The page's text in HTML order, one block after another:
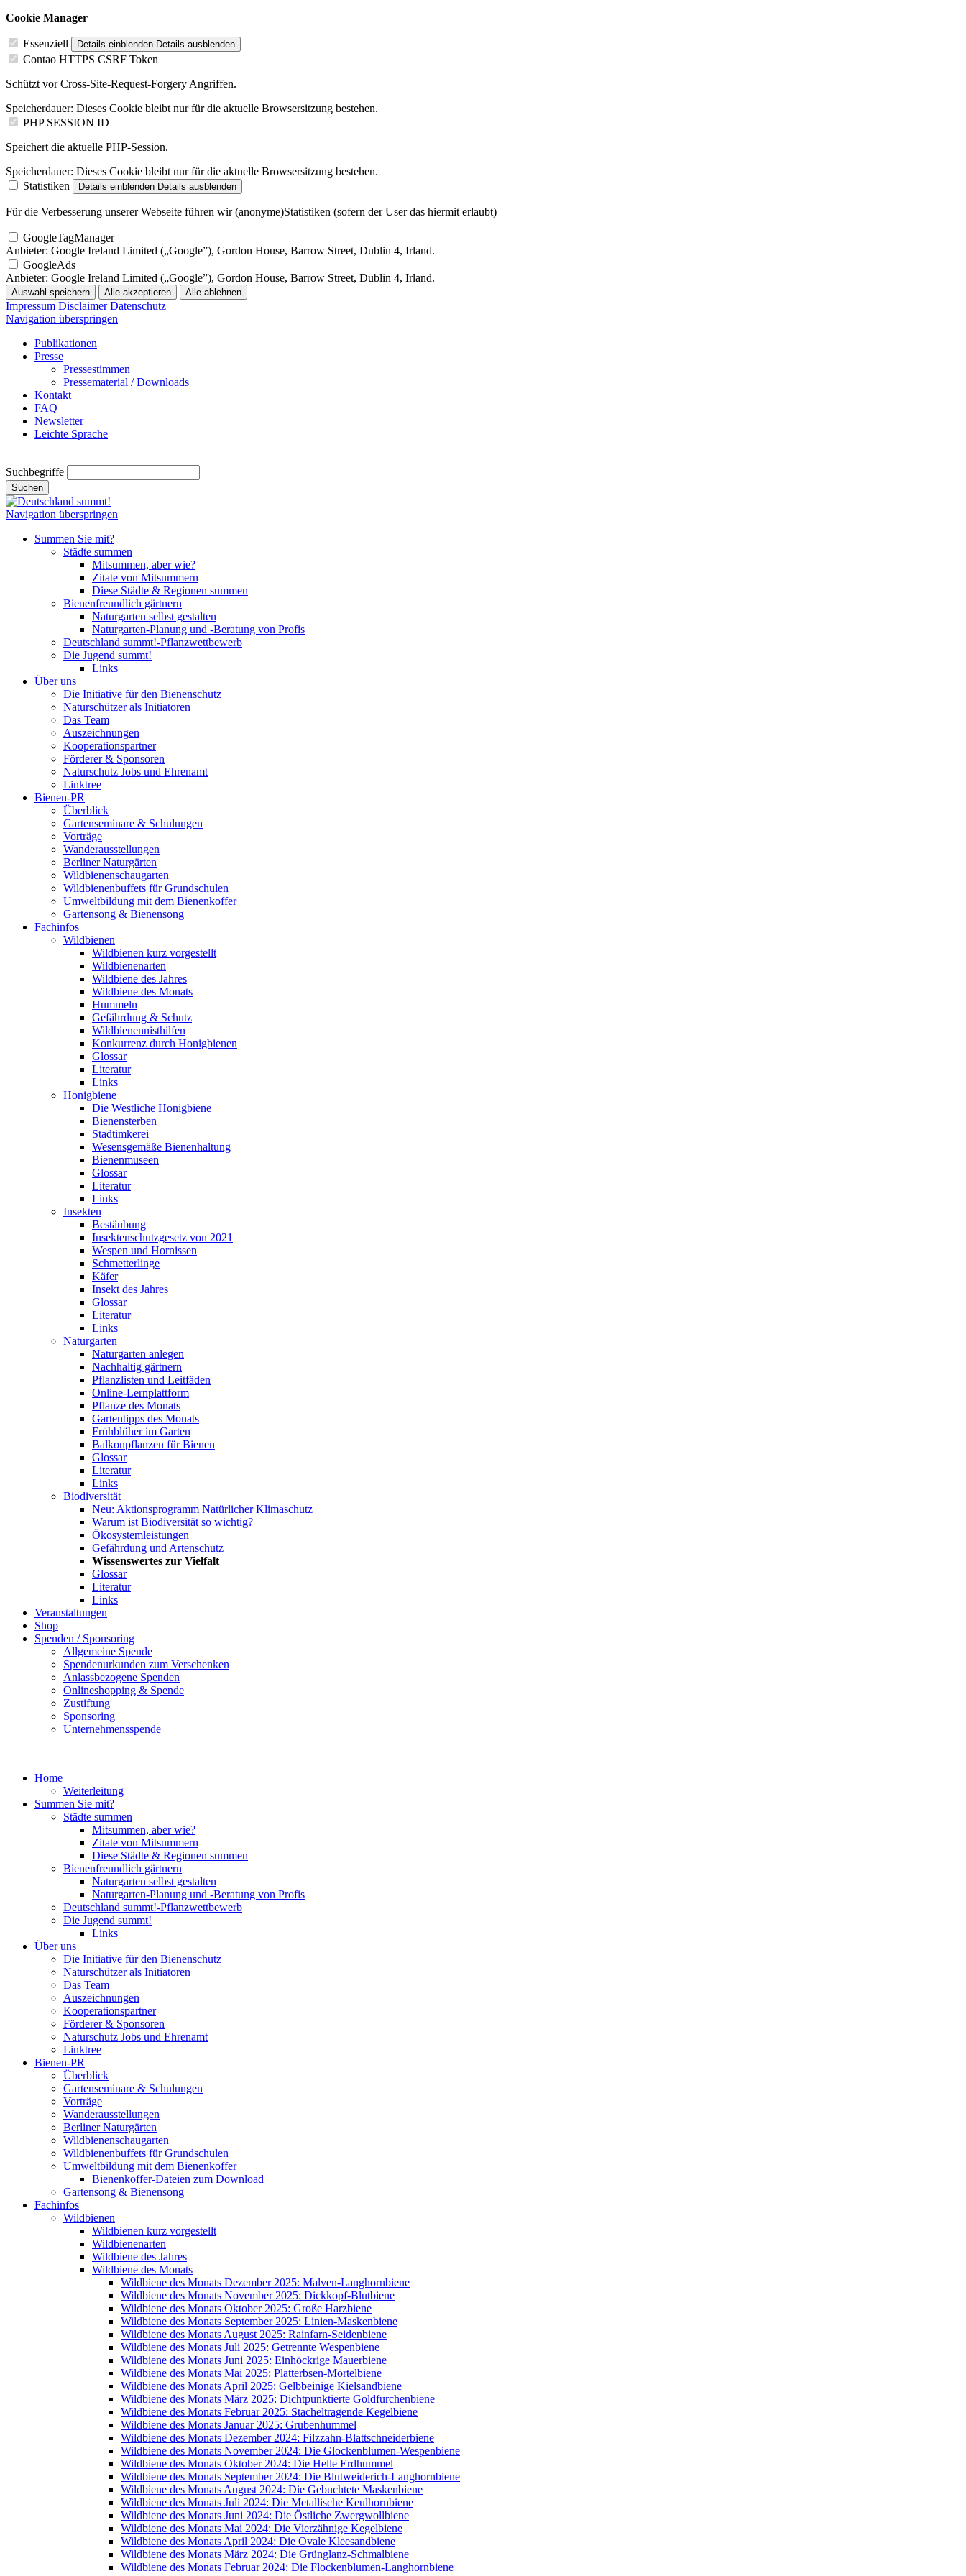
Cookie Manager
Essenziell Details einblenden Details ausblenden
Contao HTTPS CSRF Token
Schützt vor Cross-Site-Request-Forgery Angriffen.
Speicherdauer: Dieses Cookie bleibt nur für die aktuelle Browsersitzung bestehen.
PHP SESSION ID
Speichert die aktuelle PHP-Session.
Speicherdauer: Dieses Cookie bleibt nur für die aktuelle Browsersitzung bestehen.
Statistiken
Details einblenden Details ausblenden
Für die Verbesserung unserer Webseite führen wir (anonyme)Statistiken (sofern der User das hiermit erlaubt)
GoogleTagManager
Anbieter: Google Ireland Limited („Google”), Gordon House, Barrow Street, Dublin 4, Irland.
GoogleAds
Anbieter: Google Ireland Limited („Google”), Gordon House, Barrow Street, Dublin 4, Irland.
Auswahl speichern Alle akzeptieren Alle ablehnen
Impressum Disclaimer Datenschutz
Navigation überspringen
Publikationen
Presse
Pressestimmen
Pressematerial / Downloads
Kontakt
FAQ
Newsletter
Leichte Sprache
Suchbegriffe
Suchen
Navigation überspringen
Summen Sie mit?
Städte summen
Mitsummen, aber wie?
Zitate von Mitsummern
Diese Städte & Regionen summen
Bienenfreundlich gärtnern
Naturgarten selbst gestalten
Naturgarten-Planung und -Beratung von Profis
Deutschland summt!-Pflanzwettbewerb
Die Jugend summt!
Links
Über uns
Die Initiative für den Bienenschutz
Naturschützer als Initiatoren
Das Team
Auszeichnungen
Kooperationspartner
Förderer & Sponsoren
Naturschutz Jobs und Ehrenamt
Linktree
Bienen-PR
Überblick
Gartenseminare & Schulungen
Vorträge
Wanderausstellungen
Berliner Naturgärten
Wildbienenschaugarten
Wildbienenbuffets für Grundschulen
Umweltbildung mit dem Bienenkoffer
Gartensong & Bienensong
Fachinfos
Wildbienen
Wildbienen kurz vorgestellt
Wildbienenarten
Wildbiene des Jahres
Wildbiene des Monats
Hummeln
Gefährdung & Schutz
Wildbienennisthilfen
Konkurrenz durch Honigbienen
Glossar
Literatur
Links
Honigbiene
Die Westliche Honigbiene
Bienensterben
Stadtimkerei
Wesensgemäße Bienenhaltung
Bienenmuseen
Glossar
Literatur
Links
Insekten
Bestäubung
Insektenschutzgesetz von 2021
Wespen und Hornissen
Schmetterlinge
Käfer
Insekt des Jahres
Glossar
Literatur
Links
Naturgarten
Naturgarten anlegen
Nachhaltig gärtnern
Pflanzlisten und Leitfäden
Online-Lernplattform
Pflanze des Monats
Gartentipps des Monats
Frühblüher im Garten
Balkonpflanzen für Bienen
Glossar
Literatur
Links
Biodiversität
Neu: Aktionsprogramm Natürlicher Klimaschutz
Warum ist Biodiversität so wichtig?
Ökosystemleistungen
Gefährdung und Artenschutz
Wissenswertes zur Vielfalt
Glossar
Literatur
Links
Veranstaltungen
Shop
Spenden / Sponsoring
Allgemeine Spende
Spendenurkunden zum Verschenken
Anlassbezogene Spenden
Onlineshopping & Spende
Zustiftung
Sponsoring
Unternehmensspende
Home
Weiterleitung
Summen Sie mit?
Städte summen
Mitsummen, aber wie?
Zitate von Mitsummern
Diese Städte & Regionen summen
Bienenfreundlich gärtnern
Naturgarten selbst gestalten
Naturgarten-Planung und -Beratung von Profis
Deutschland summt!-Pflanzwettbewerb
Die Jugend summt!
Links
Über uns
Die Initiative für den Bienenschutz
Naturschützer als Initiatoren
Das Team
Auszeichnungen
Kooperationspartner
Förderer & Sponsoren
Naturschutz Jobs und Ehrenamt
Linktree
Bienen-PR
Überblick
Gartenseminare & Schulungen
Vorträge
Wanderausstellungen
Berliner Naturgärten
Wildbienenschaugarten
Wildbienenbuffets für Grundschulen
Umweltbildung mit dem Bienenkoffer
Bienenkoffer-Dateien zum Download
Gartensong & Bienensong
Fachinfos
Wildbienen
Wildbienen kurz vorgestellt
Wildbienenarten
Wildbiene des Jahres
Wildbiene des Monats
Wildbiene des Monats Dezember 2025: Malven-Langhornbiene
Wildbiene des Monats November 2025: Dickkopf-Blutbiene
Wildbiene des Monats Oktober 2025: Große Harzbiene
Wildbiene des Monats September 2025: Linien-Maskenbiene
Wildbiene des Monats August 2025: Rainfarn-Seidenbiene
Wildbiene des Monats Juli 2025: Getrennte Wespenbiene
Wildbiene des Monats Juni 2025: Einhöckrige Mauerbiene
Wildbiene des Monats Mai 2025: Platterbsen-Mörtelbiene
Wildbiene des Monats April 2025: Gelbbeinige Kielsandbiene
Wildbiene des Monats März 2025: Dichtpunktierte Goldfurchenbiene
Wildbiene des Monats Februar 2025: Stacheltragende Kegelbiene
Wildbiene des Monats Januar 2025: Grubenhummel
Wildbiene des Monats Dezember 2024: Filzzahn-Blattschneiderbiene
Wildbiene des Monats November 2024: Die Glockenblumen-Wespenbiene
Wildbiene des Monats Oktober 2024: Die Helle Erdhummel
Wildbiene des Monats September 2024: Die Blutweiderich-Langhornbiene
Wildbiene des Monats August 2024: Die Gebuchtete Maskenbiene
Wildbiene des Monats Juli 2024: Die Metallische Keulhornbiene
Wildbiene des Monats Juni 2024: Die Östliche Zwergwollbiene
Wildbiene des Monats Mai 2024: Die Vierzähnige Kegelbiene
Wildbiene des Monats April 2024: Die Ovale Kleesandbiene
Wildbiene des Monats März 2024: Die Grünglanz-Schmalbiene
Wildbiene des Monats Februar 2024: Die Flockenblumen-Langhornbiene